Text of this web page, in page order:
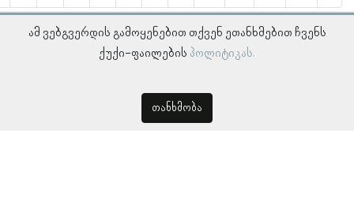
ამ ვებგვერდის გამოყენებით თქვენ ეთანხმებით ჩვენს
ქუქი-ფაილების პოლიტიკას.
თანხმობა